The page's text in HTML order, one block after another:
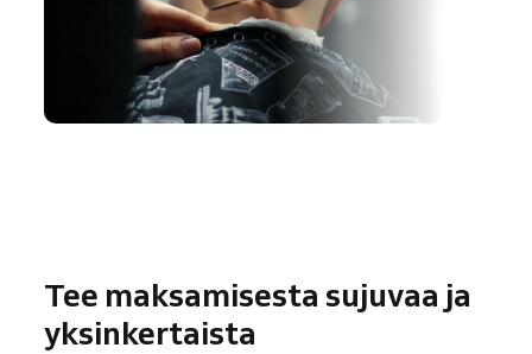
Tee maksamisesta sujuvaa ja
yksinkertaista